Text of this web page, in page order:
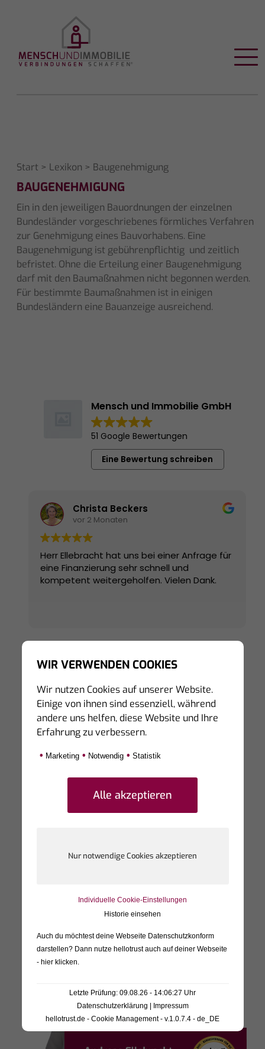
Start > Lexikon > Baugenehmigung
BAUGENEHMIGUNG
Ein in den jeweiligen Bauordnungen der einzelnen
Bundesländer vorgeschriebenes förmliches Verfahren
zur Genehmigung eines Bauvorhabens. Eine
Baugenehmigung ist gebührenpflichtig und zeitlich
befristet. Ohne die Erteilung einer Baugenehmigung
darf mit den Baumaßnahmen nicht begonnen werden.
Für bestimmte Baumaßnahmen ist in einigen
Bundesländern eine Bauanzeige ausreichend.
Mensch und Immobilie GmbH
51 Google Bewertungen
Eine Bewertung schreiben
Christa Beckers
vor 2 Monaten
Herr Ellebracht hat uns bei einer Anfrage für
eine Finanzierung sehr schnell und
kompetent weitergeholfen. Vielen Dank.
Hinweis zur Echtheit von Bewertungen:
Die hier veröffentlichten Bewertungen stammen
von Personen, die unsere Dienstleistungen auf
Portalen von Dritten bewertet haben.
sicher gestellt werden, da die bewertenden
Personen teilweise unter Synonymen diese auf
den Seiten von Dritten hinterlassen.
WIR VERWENDEN COOKIES
Wir nutzen Cookies auf unserer Website.
Einige von ihnen sind essenziell, während
andere uns helfen, diese Website und Ihre
Erfahrung zu verbessern.
• Marketing • Notwendig • Statistik
Individuelle Cookie-Einstellungen
Historie einsehen
Auch du möchtest deine Webseite Datenschutzkonform
darstellen? Dann nutze hellotrust auch auf deiner Webseite
- hier klicken.
Letzte Prüfung: 09.08.26 - 14:06:27 Uhr
Datenschutzerklärung
Impressum
hellotrust.de - Cookie Management - v.1.0.7.4 - de_DE